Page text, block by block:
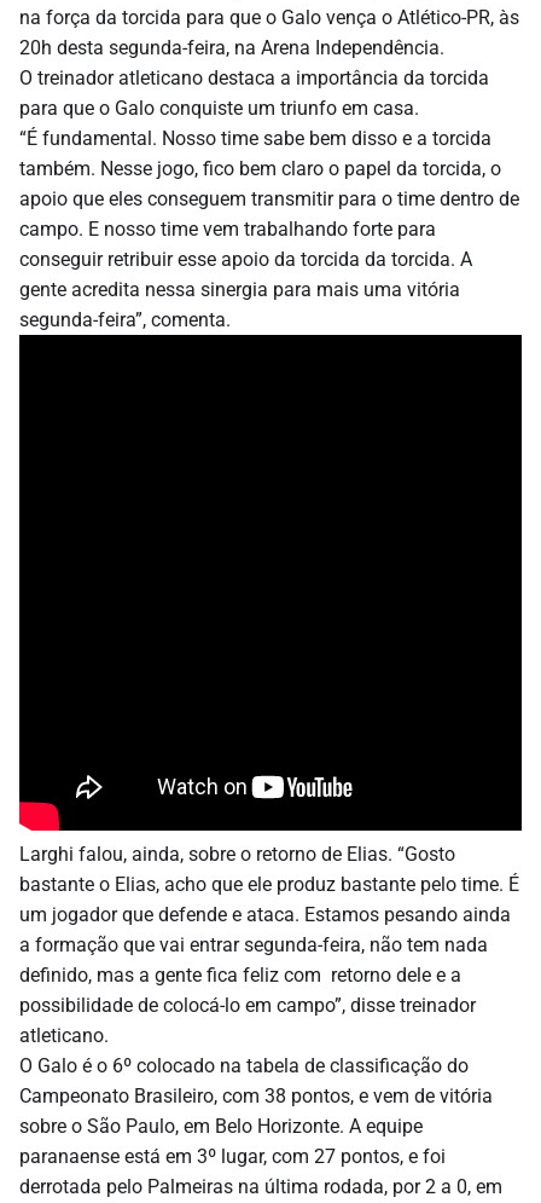
na força da torcida para que o Galo vença o Atlético-PR, às
20h desta segunda-feira, na Arena Independência.
O treinador atleticano destaca a importância da torcida
para que o Galo conquiste um triunfo em casa.
“É fundamental. Nosso time sabe bem disso e a torcida
também. Nesse jogo, fico bem claro o papel da torcida, o
apoio que eles conseguem transmitir para o time dentro de
campo. E nosso time vem trabalhando forte para
conseguir retribuir esse apoio da torcida da torcida. A
gente acredita nessa sinergia para mais uma vitória
segunda-feira”, comenta.
Larghi falou, ainda, sobre o retorno de Elias. “Gosto
bastante o Elias, acho que ele produz bastante pelo time. É
um jogador que defende e ataca. Estamos pesando ainda
a formação que vai entrar segunda-feira, não tem nada
definido, mas a gente fica feliz com retorno dele e a
possibilidade de colocá-lo em campo”, disse treinador
atleticano.
O Galo é o 6º colocado na tabela de classificação do
Campeonato Brasileiro, com 38 pontos, e vem de vitória
sobre o São Paulo, em Belo Horizonte. A equipe
paranaense está em 3º lugar, com 27 pontos, e foi
derrotada pelo Palmeiras na última rodada, por 2 a 0, em